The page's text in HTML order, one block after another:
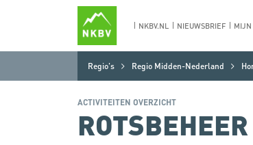
NKBV.NL NIEUWSBRIEF MIJN
Regio's Regio Midden-Nederland
ACTIVITEITEN OVERZICHT